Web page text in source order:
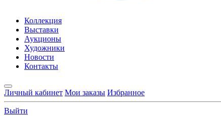
Коллекция
Выставки
Аукционы
Художники
Новости
Контакты
Личный кабинет Мои заказы Избранное
Выйти